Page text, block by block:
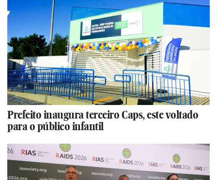
Prefeito inaugura terceiro Caps, este voltado
para o público infantil